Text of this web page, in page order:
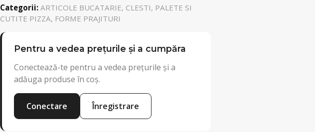
Categorii: ARTICOLE BUCATARIE, CLESTI, PALETE SI
CUTITE PIZZA, FORME PRAJITURI
Pentru a vedea prețurile și a cumpăra
Conectează-te pentru a vedea prețurile și a
adăuga produse în coș.
Conectare Înregistrare